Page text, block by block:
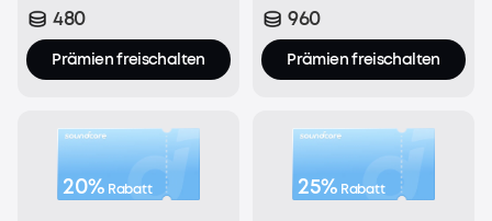
Jetzt registrieren
480
Prämien freischalten
960
Prämien freischalten
20% Rabatt 25% Rabatt